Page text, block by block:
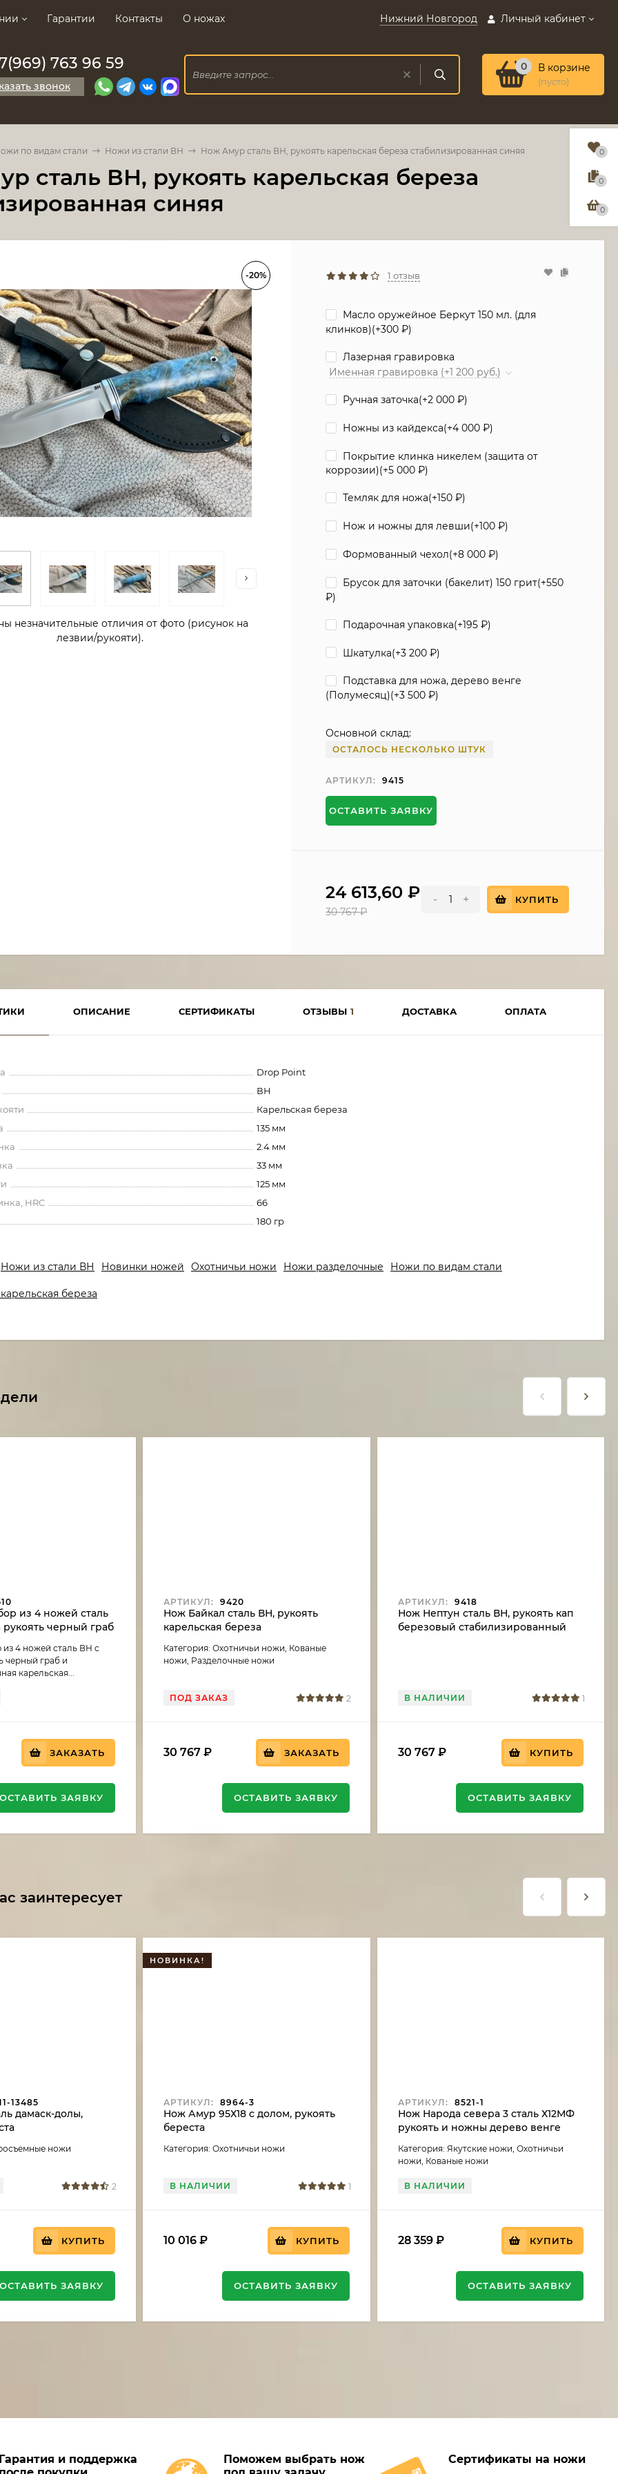
Гарантии Контакты О ножах Нижний Новгород Личный кабинет
763 96 59
звонок
0 В корзине
(пусто)
по видам стали Ножи из стали ВН Нож Амур сталь ВН, рукоять карельская береза стабилизированная синяя
сталь ВН, рукоять карельская береза
синяя
-20%
незначительные отличия от фото (рисунок на
лезвии/рукояти).
1 отзыв
Масло оружейное Беркут 150 мл. (для
клинков)(+300₽)
Лазерная гравировка
Именная гравировка (+1 200 руб.)
Ручная заточка(+2 000₽)
Ножны из кайдекса(+4 000₽)
Покрытие клинка никелем (защита от
коррозии)(+5 000₽)
Темляк для ножа(+150₽)
Нож и ножны для левши(+100₽)
Формованный чехол(+8 000₽)
Брусок для заточки (бакелит) 150 грит(+550
₽)
Подарочная упаковка(+195₽)
Шкатулка(+3 200₽)
Подставка для ножа, дерево венге
(Полумесяц)(+3 500₽)
Основной склад:
ОСТАЛОСЬ НЕСКОЛЬКО ШТУК
АРТИКУЛ: 9415
ОСТАВИТЬ ЗАЯВКУ
24 613,60₽
30 767₽
- + КУПИТЬ
ОПИСАНИЕ СЕРТИФИКАТЫ ОТЗЫВЫ 1 ДОСТАВКА ОПЛАТА
Drop Point
ВН
Карельская береза
135 мм
2.4 мм
33 мм
125 мм
HRC
66
180 гр
Ножи из стали ВН Новинки ножей Охотничьи ножи Ножи разделочные Ножи по видам стали
береза
из 4 ножей сталь
черный граб
карельская
подставка
карельская береза
4 ножей сталь ВН с
черный граб и
карельская...
ЗАКАЗАТЬ
ОСТАВИТЬ ЗАЯВКУ
АРТИКУЛ: 9420
Нож Байкал сталь ВН, рукоять
карельская береза
Категория: Охотничьи ножи, Кованые
ножи, Разделочные ножи
ПОД ЗАКАЗ 2
30 767₽ ЗАКАЗАТЬ
ОСТАВИТЬ ЗАЯВКУ
АРТИКУЛ: 9418
Нож Нептун сталь ВН, рукоять кап
березовый стабилизированный
В НАЛИЧИИ 1
30 767 ₽ КУПИТЬ
ОСТАВИТЬ ЗАЯВКУ
заинтересует
13485
дамаск-долы,
ножи
2
КУПИТЬ
ОСТАВИТЬ ЗАЯВКУ
НОВИНКА!
АРТИКУЛ: 8964-3
Нож Амур 95Х18 с долом, рукоять
береста
Категория: Охотничьи ножи
В НАЛИЧИИ 1
10 016₽ КУПИТЬ
ОСТАВИТЬ ЗАЯВКУ
АРТИКУЛ: 8521-1
Нож Народа севера 3 сталь Х12МФ
рукоять и ножны дерево венге
Категория: Якутские ножи, Охотничьи
ножи, Кованые ножи
В НАЛИЧИИ
28 359 ₽ КУПИТЬ
ОСТАВИТЬ ЗАЯВКУ
Гарантия и поддержка
Поможем выбрать нож
Сертификаты на ножи
0
0
0